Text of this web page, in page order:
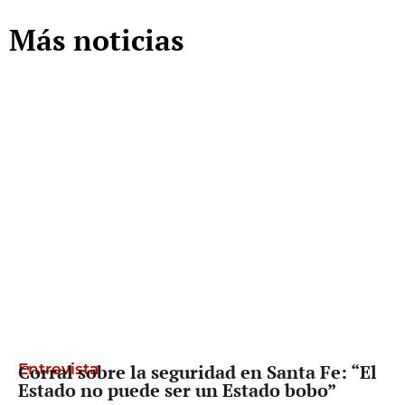
Más noticias
Entrevista
Corral sobre la seguridad en Santa Fe: “El
Estado no puede ser un Estado bobo”